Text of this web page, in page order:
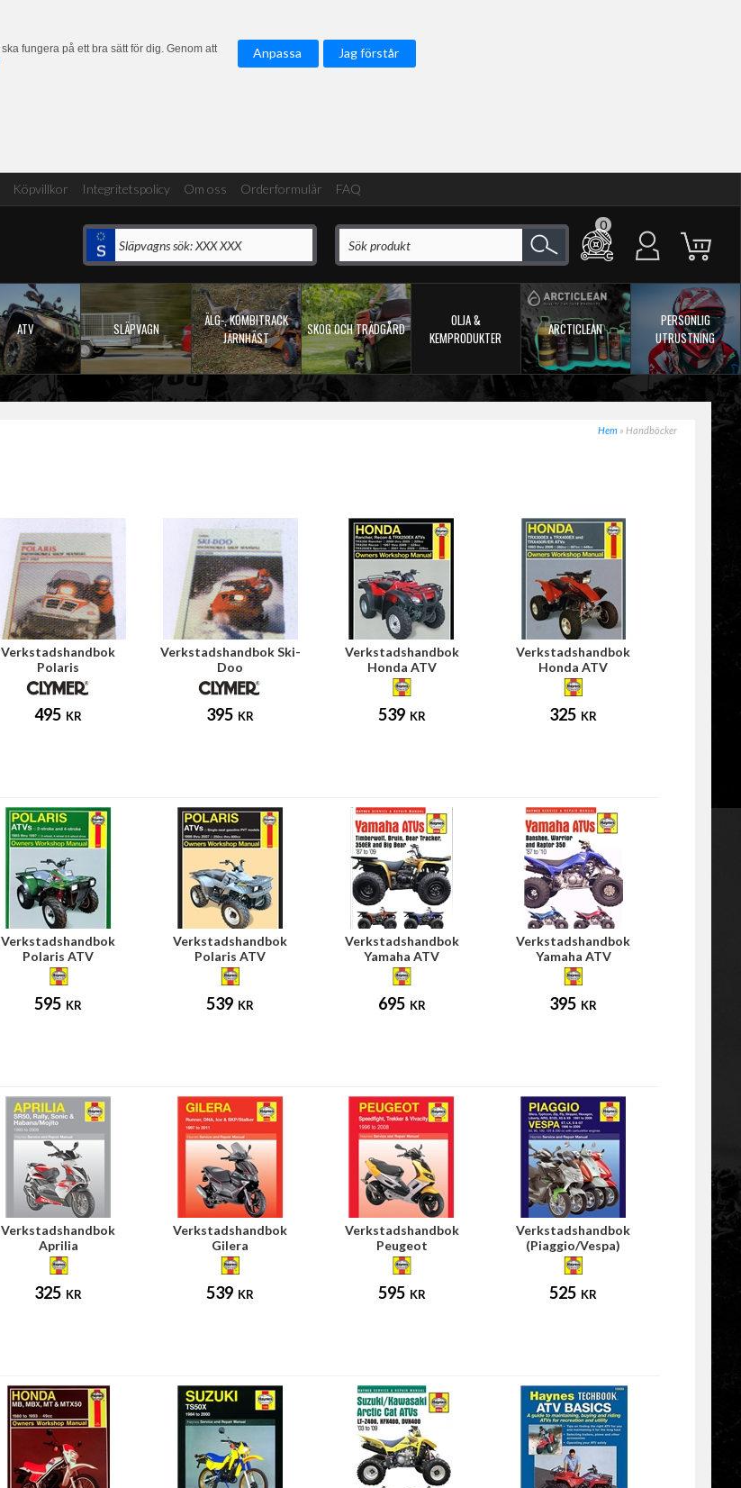
fungera på ett bra sätt för dig. Genom att
Anpassa Jag förstår
Köpvillkor Integritetspolicy Om oss Orderformulär FAQ
0
ATV SLÄPVAGN
ÄLG-, KOMBITRACK
JÄRNHÄST
SKOG OCH TRÄDGÅRD
OLJA &
KEMPRODUKTER
ARCTICLEAN
PERSONLIG
UTRUSTNING
Hem » Handböcker
Verkstadshandbok
Polaris
495 KR
Verkstadshandbok Ski-
Doo
395 KR
Verkstadshandbok
Honda ATV
539 KR
Verkstadshandbok
Honda ATV
325 KR
Verkstadshandbok
Polaris ATV
595 KR
Verkstadshandbok
Polaris ATV
539 KR
Verkstadshandbok
Yamaha ATV
695 KR
Verkstadshandbok
Yamaha ATV
395 KR
Verkstadshandbok
Aprilia
325 KR
Verkstadshandbok
Gilera
539 KR
Verkstadshandbok
Peugeot
595 KR
Verkstadshandbok
(Piaggio/Vespa)
525 KR